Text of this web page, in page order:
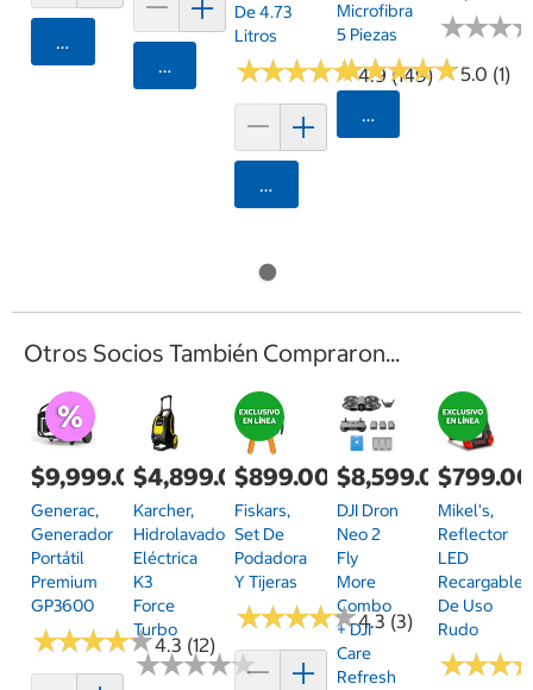
Agregar
Agregar
De 4.73
Litros
★★★★★
★★★★★4.9 (149)
Agregar
Microfibra
5 Piezas
★★★★★
★★★★★5.0 (1)
Seleccionar
★★★
★★★
Otros Socios También Compraron...
$9,999.00
Generac,
Generador
Portátil
Premium
GP3600
★★★★★
★★★★★4.3 (12)
$4,899.00
Karcher,
Hidrolavadora
Eléctrica
K3
Force
Turbo
★★★★★
★★★★★
$899.00
Fiskars,
Set De
Podadora
Y Tijeras
★★★★★
★★★★★4.3 (3)
$8,599.00
DJI Dron
Neo 2
Fly
More
Combo
+ DJI
Care
Refresh
$799.00
Mikel's,
Reflector
LED
Recargable
De Uso
Rudo
★★★
★★★